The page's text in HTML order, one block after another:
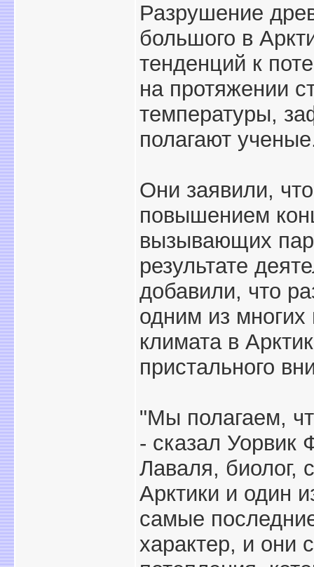
Разрушение
большого в
тенденций к
на протяжении
температуры,
полагают
Они заявили,
повышением
вызывающих
результате
добавили, что
одним из
климата в
пристального
"Мы полагаем,
- сказал Уорвик
Лаваля, биолог,
Арктики и один
самые
характер, и они